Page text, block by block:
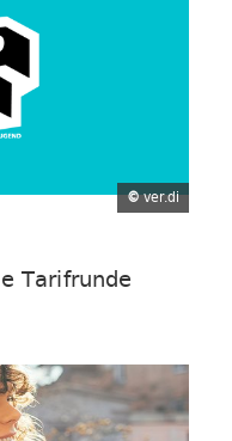
©ver.di
Tarifrunde